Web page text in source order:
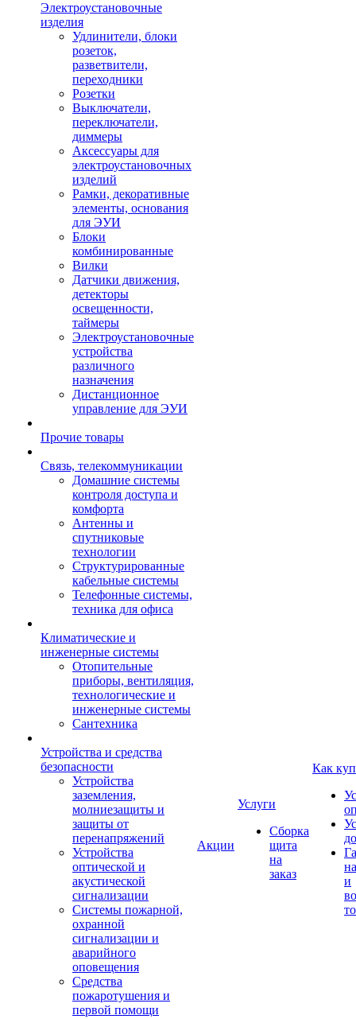
Электроустановочные
изделия
Удлинители, блоки
розеток,
разветвители,
переходники
Розетки
Выключатели,
переключатели,
диммеры
Аксессуары для
электроустановочных
изделий
Рамки, декоративные
элементы, основания
для ЭУИ
Блоки
комбинированные
Вилки
Датчики движения,
детекторы
освещенности,
таймеры
Электроустановочные
устройства
различного
назначения
Дистанционное
управление для ЭУИ
Прочие товары
Связь, телекоммуникации
Домашние системы
контроля доступа и
комфорта
Антенны и
спутниковые
технологии
Структурированные
кабельные системы
Телефонные системы,
техника для офиса
Климатические и
инженерные системы
Отопительные
приборы, вентиляция,
технологические и
инженерные системы
Сантехника
Устройства и средства
безопасности
Устройства
заземления,
молниезащиты и
защиты от
перенапряжений
Устройства
оптической и
акустической
сигнализации
Системы пожарной,
охранной
сигнализации и
аварийного
оповещения
Средства
пожаротушения и
первой помощи
Акции
Услуги
Сборка
щита
на
заказ
Как
и